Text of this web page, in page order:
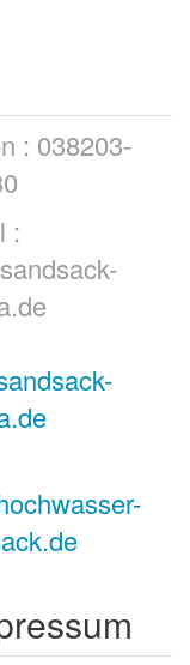
: 038203-
: